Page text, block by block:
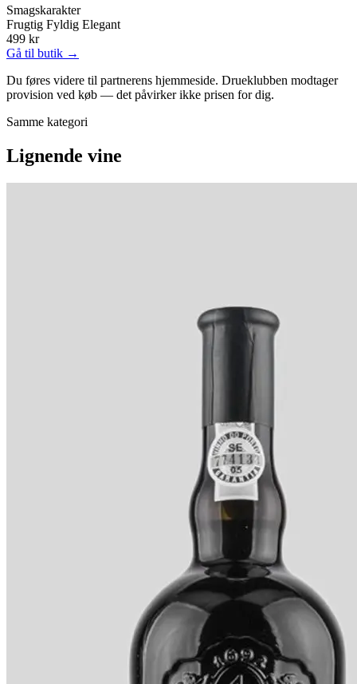
Smagskarakter
Frugtig Fyldig Elegant
499 kr
Gå til butik →
Du føres videre til partnerens hjemmeside. Drueklubben modtager
provision ved køb — det påvirker ikke prisen for dig.
Samme kategori
Lignende vine